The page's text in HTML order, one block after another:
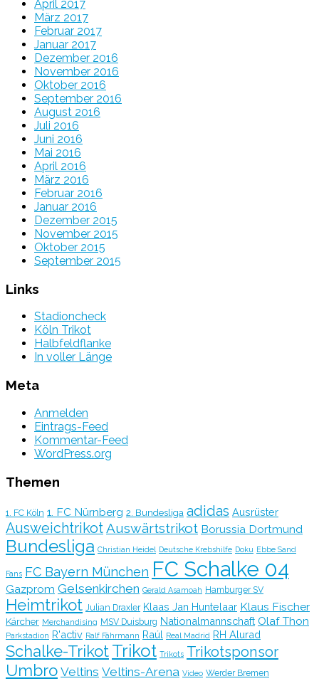
April 2017
März 2017
Februar 2017
Januar 2017
Dezember 2016
November 2016
Oktober 2016
September 2016
August 2016
Juli 2016
Juni 2016
Mai 2016
April 2016
März 2016
Februar 2016
Januar 2016
Dezember 2015
November 2015
Oktober 2015
September 2015
Links
Stadioncheck
Köln Trikot
Halbfeldflanke
In voller Länge
Meta
Anmelden
Eintrags-Feed
Kommentar-Feed
WordPress.org
Themen
1. FC Köln 1. FC Nürnberg 2. Bundesliga adidas Ausrüster
AusweichtrikotAuswärtstrikot Borussia Dortmund
Bundesliga Christian Heidel Deutsche Krebshilfe Doku Ebbe Sand
Fans FC Bayern München FC Schalke 04
Gazprom Gelsenkirchen Gerald Asamoah Hamburger SV
Heimtrikot Julian Draxler Klaas Jan Huntelaar Klaus Fischer
Kärcher Merchandising MSV Duisburg Nationalmannschaft Olaf Thon
Parkstadion R'activ Ralf Fährmann Raúl Real Madrid RH Alurad
Schalke-TrikotTrikot Trikots Trikotsponsor
Umbro Veltins Veltins-Arena Video Werder Bremen